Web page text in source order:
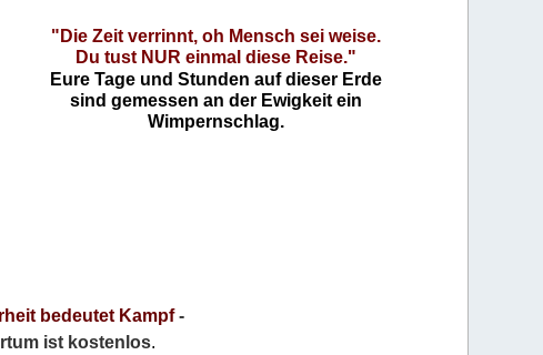
"Die Zeit verrinnt, oh Mensch sei weise.
Du tust NUR einmal diese Reise."
Eure Tage und Stunden auf dieser Erde
sind gemessen an der Ewigkeit ein
Wimpernschlag.
bedeutet Kampf-
ist kostenlos.